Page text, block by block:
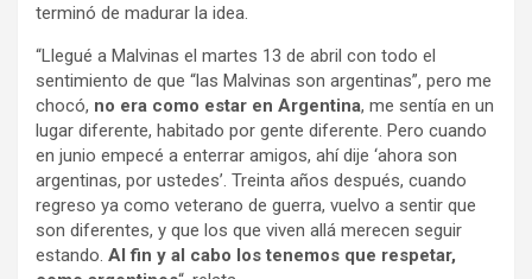
terminó de madurar la idea.
“Llegué a Malvinas el martes 13 de abril con todo el
sentimiento de que “las Malvinas son argentinas”, pero me
chocó, no era como estar en Argentina, me sentía en un
lugar diferente, habitado por gente diferente. Pero cuando
en junio empecé a enterrar amigos, ahí dije ‘ahora son
argentinas, por ustedes’. Treinta años después, cuando
regreso ya como veterano de guerra, vuelvo a sentir que
son diferentes, y que los que viven allá merecen seguir
estando. Al fin y al cabo los tenemos que respetar,